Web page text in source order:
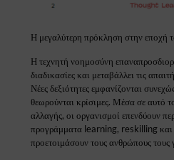
Η μεγαλύτερη πρόκληση στην εποχή
Η τεχνητή νοημοσύνη
διαδικασίες και μεταβάλλει τις
Νέες δεξιότητες εμφανίζονται
θεωρούνται κρίσιμες. Μέσα σε αυτό
αλλαγής, οι οργανισμοί επενδύουν
προγράμματα learning, reskilling
προετοιμάσουν τους ανθρώπους τους